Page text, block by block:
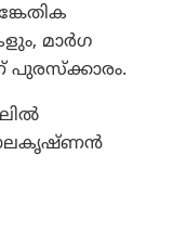
മാര്‍ഗ
പുരസ്ക്കാരം.